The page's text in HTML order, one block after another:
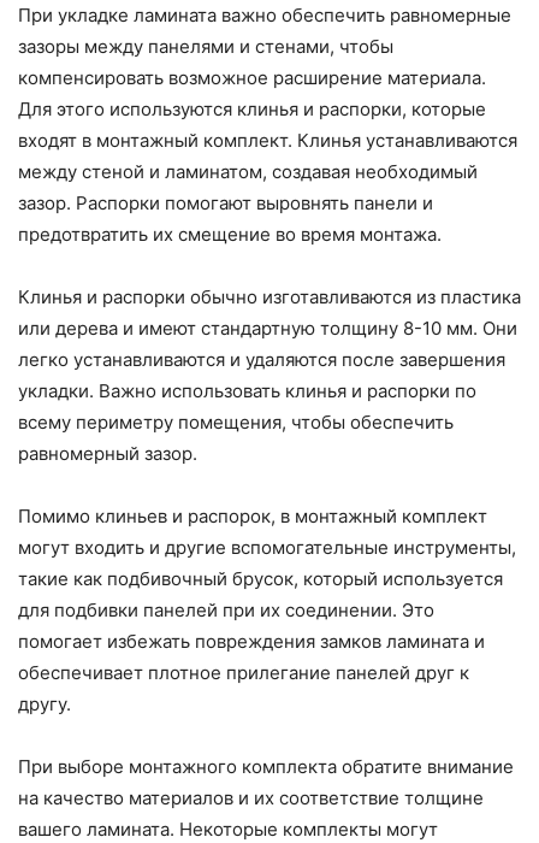
При укладке ламината важно обеспечить равномерные
зазоры между панелями и стенами, чтобы
компенсировать возможное расширение материала.
Для этого используются клинья и распорки, которые
входят в монтажный комплект. Клинья устанавливаются
между стеной и ламинатом, создавая необходимый
зазор. Распорки помогают выровнять панели и
предотвратить их смещение во время монтажа.
Клинья и распорки обычно изготавливаются из пластика
или дерева и имеют стандартную толщину 8-10 мм. Они
легко устанавливаются и удаляются после завершения
укладки. Важно использовать клинья и распорки по
всему периметру помещения, чтобы обеспечить
равномерный зазор.
Помимо клиньев и распорок, в монтажный комплект
могут входить и другие вспомогательные инструменты,
такие как подбивочный брусок, который используется
для подбивки панелей при их соединении. Это
помогает избежать повреждения замков ламината и
обеспечивает плотное прилегание панелей друг к
другу.
При выборе монтажного комплекта обратите внимание
на качество материалов и их соответствие толщине
вашего ламината. Некоторые комплекты могут